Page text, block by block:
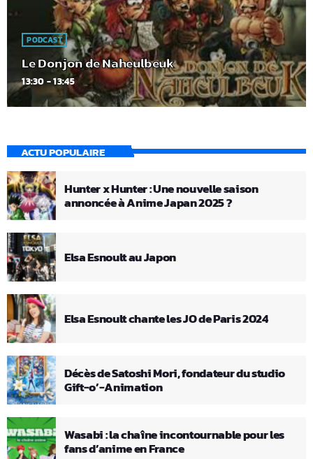
PODCAST
Le Donjon de Naheulbeuk
13:30 - 13:45
ACTU POPULAIRE
Hunter x Hunter : Une nouvelle saison
annoncée à Anime Japan 2025 ?
Elsa Esnoult au Japon
Elsa Esnoult chante les JO de Paris 2024
Décès de Satoshi Mori, fondateur du studio
Gift-o’-Animation
Wasabi : la chaîne incontournable pour les
fans d’anime en France